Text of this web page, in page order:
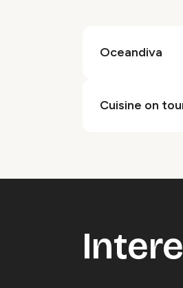
Oceandiva
Cuisine on